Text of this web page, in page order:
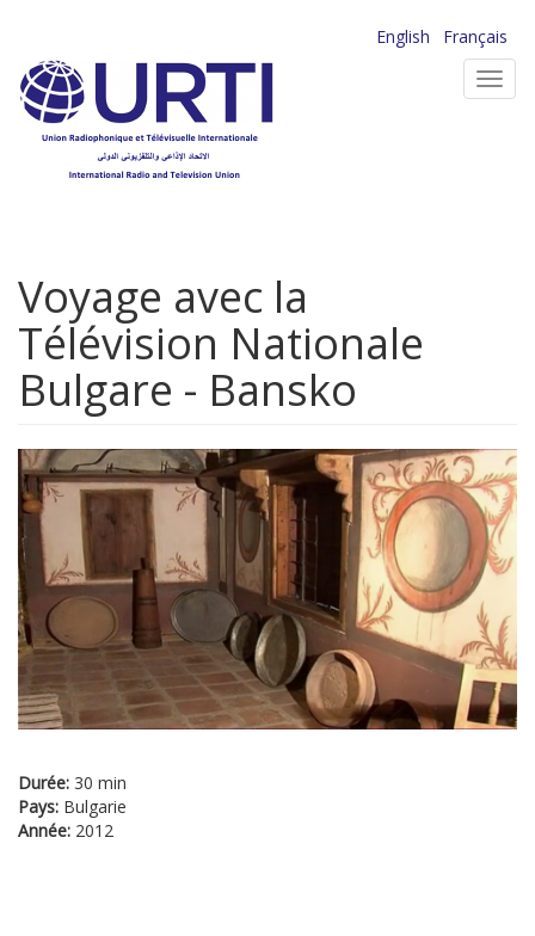
contenu
principal
English
Français
Voyage avec la
Télévision Nationale
Bulgare - Bansko
Durée: 30 min
Pays: Bulgarie
Année: 2012